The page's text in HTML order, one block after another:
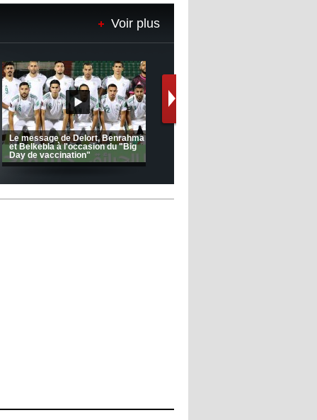
Voir plus
Le message de Delort, Benrahma
et Belkebla à l'occasion du "Big
Day de vaccination"